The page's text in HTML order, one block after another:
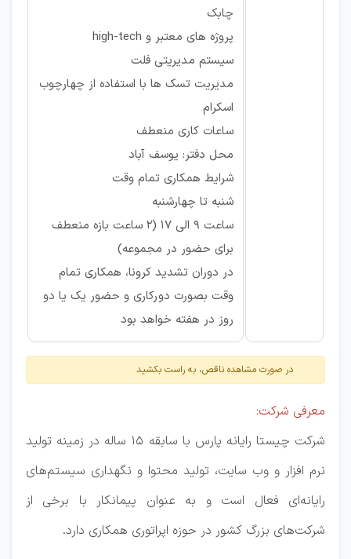
چابک
پروژه های معتبر و high-tech
سیستم مدیریتی فلت
مدیریت تسک ها با استفاده از چهارچوب
اسکرام
ساعات کاری منعطف
محل دفتر: یوسف آباد
شرایط همکاری تمام وقت
شنبه تا چهارشنبه
ساعت 9 الی 17 (2 ساعت بازه منعطف
برای حضور در مجموعه)
در دوران تشدید کرونا، همکاری تمام
وقت بصورت دورکاری و حضور یک یا دو
روز در هفته خواهد بود
در صورت مشاهده ناقص، به راست بکشید
معرفی شرکت:
شرکت چیستا رایانه پارس با سابقه 15 ساله در زمینه تولید
نرم افزار و وب سایت، تولید محتوا و نگهداری سیستم‌های
رایانه‌ای فعال است و به عنوان پیمانکار با برخی از
شرکت‌های بزرگ کشور در حوزه اپراتوری همکاری دارد.